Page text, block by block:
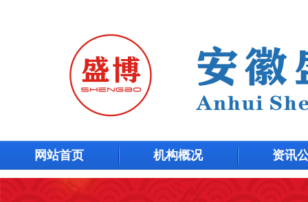
网站首页 机构概况 资讯